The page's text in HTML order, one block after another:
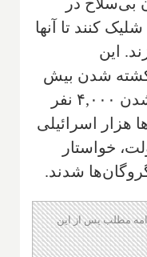
کنند تا آنها
این
کشته شدن بیش
از ۵۰۰ فلسطینی و زخمی شدن ۴,۰۰۰ نفر
هزار اسرائیلی
خواستار
شدند.
مطلب پس از این